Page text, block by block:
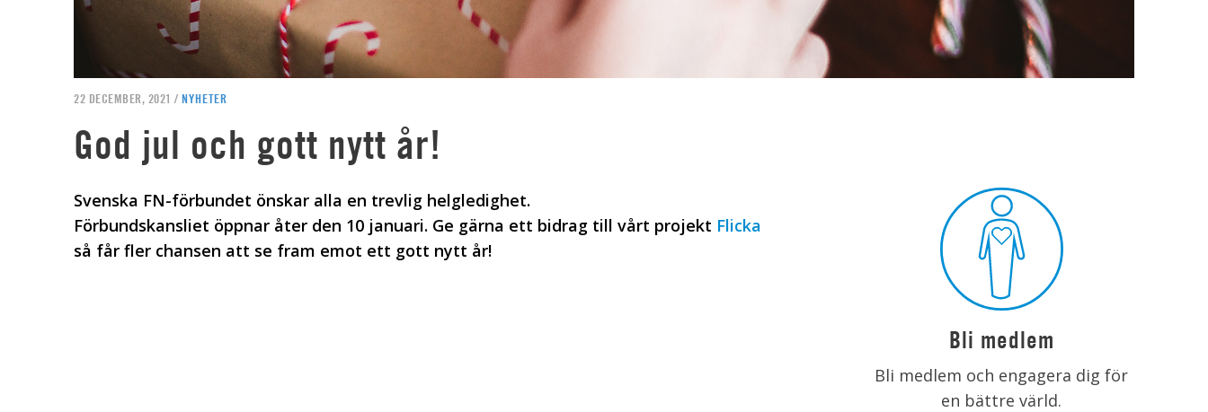
22 DECEMBER, 2021 / NYHETER
God jul och gott nytt år!
Svenska FN-förbundet önskar alla en trevlig helgledighet.
Förbundskansliet öppnar åter den 10 januari. Ge gärna ett bidrag till vårt projekt Flicka
så får fler chansen att se fram emot ett gott nytt år!
Bli medlem
Bli medlem och engagera dig för
en bättre värld.